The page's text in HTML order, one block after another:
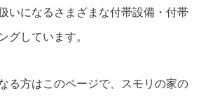
いになるさまざまな付帯設備・付帯
グしています。
る方はこのページで、スモリの家の